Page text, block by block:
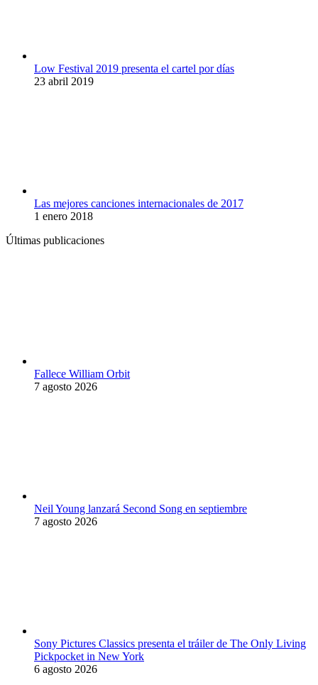
Low Festival 2019 presenta el cartel por días
23 abril 2019
Las mejores canciones internacionales de 2017
1 enero 2018
Últimas publicaciones
Fallece William Orbit
7 agosto 2026
Neil Young lanzará Second Song en septiembre
7 agosto 2026
Sony Pictures Classics presenta el tráiler de The Only Living
Pickpocket in New York
6 agosto 2026